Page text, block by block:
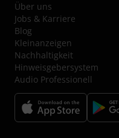
Über uns
Jobs & Karriere
Blog
Kleinanzeigen
Nachhaltigkeit
Hinweisgebersystem
Audio Professionell